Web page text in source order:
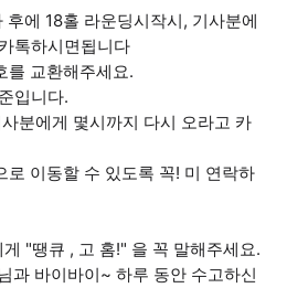
에 18홀 라운딩시작시, 기사분에
톡하시면됩니다
교환해주세요.
입니다.
분에게 몇시까지 다시 오라고 카
이동할 수 있도록 꼭! 미 연락하
"땡큐 , 고 홈!" 을 꼭 말해주세요.
과 바이바이~ 하루 동안 수고하신